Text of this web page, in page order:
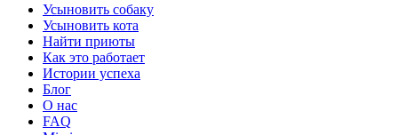
Усыновить собаку
Усыновить кота
Найти приюты
Как это работает
Истории успеха
Блог
О нас
FAQ